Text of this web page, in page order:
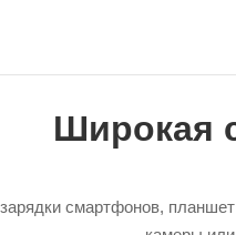
Широкая
смартфонов,